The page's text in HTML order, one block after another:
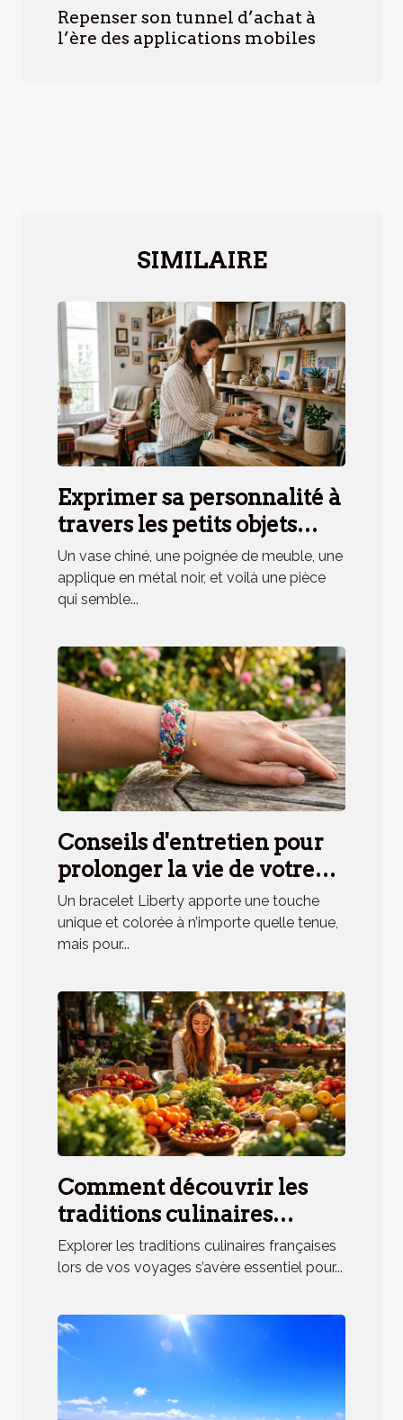
Repenser son tunnel d’achat à
l’ère des applications mobiles
SIMILAIRE
Exprimer sa personnalité à
travers les petits objets
déco, mythe ou réalité ?
Un vase chiné, une poignée de meuble, une
applique en métal noir, et voilà une pièce
qui semble...
Conseils d'entretien pour
prolonger la vie de votre
bracelet Liberty
Un bracelet Liberty apporte une touche
unique et colorée à n’importe quelle tenue,
mais pour...
Comment découvrir les
traditions culinaires
françaises lors de vos
voyages ?
Explorer les traditions culinaires françaises
lors de vos voyages s’avère essentiel pour...